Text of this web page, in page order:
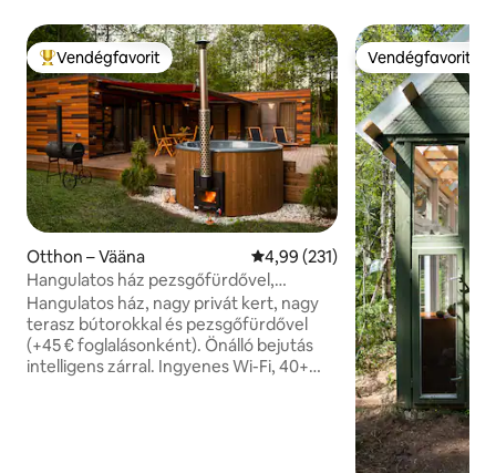
Kiemelt vendégfavorit
Vendégfavorit
Otthon – Vääna Átlagos értékelés: 5/4,99, 231
4,99 (231)
Hangulatos ház pezsgőfürdővel,
szaunával és nagy saját udvarral
Hangulatos ház, nagy privát kert, nagy
terasz bútorokkal és pezsgőfürdővel
(+45 € foglalásonként). Önálló bejutás
intelligens zárral. Ingyenes Wi-Fi, 40+
Vendégfavorit
Vendégfavorit